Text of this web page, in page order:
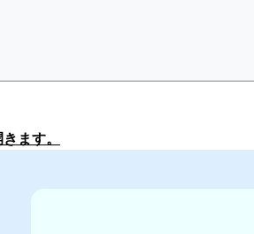
ます。